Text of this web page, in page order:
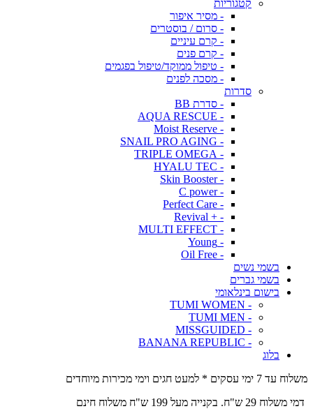
קטגוריות
- מסיר איפור
- סרום / בוסטרים
- קרם עיניים
- קרם פנים
- טיפול ממוקד/טיפול בפגמים
- מסכה לפנים
סדרות
- סדרת BB
- AQUA RESCUE
- Moist Reserve
- SNAIL PRO AGING
- TRIPLE OMEGA
- HYALU TEC
- Skin Booster
- C power
- Perfect Care
- + Revival
- MULTI EFFECT
- Young
- Oil Free
בשמי נשים
בשמי גברים
בישום בינלאומי
- TUMI WOMEN
- TUMI MEN
- MISSGUIDED
- BANANA REPUBLIC
בלוג
משלוח עד 7 ימי עסקים * למעט חגים וימי מכירות מיוחדים
דמי משלוח 29 ש"ח. בקנייה מעל 199 ש"ח משלוח חינם